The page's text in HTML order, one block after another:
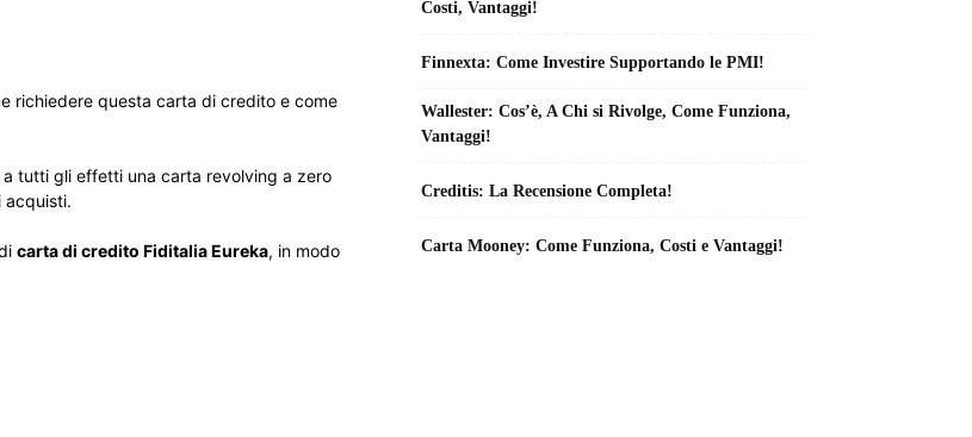
richiedere questa carta di credito e come
tutti gli effetti una carta revolving a zero
acquisti.
carta di credito Fiditalia Eureka, in modo
Costi, Vantaggi!
Finnexta: Come Investire Supportando le PMI!
Wallester: Cos’è, A Chi si Rivolge, Come Funziona,
Vantaggi!
Creditis: La Recensione Completa!
Carta Mooney: Come Funziona, Costi e Vantaggi!